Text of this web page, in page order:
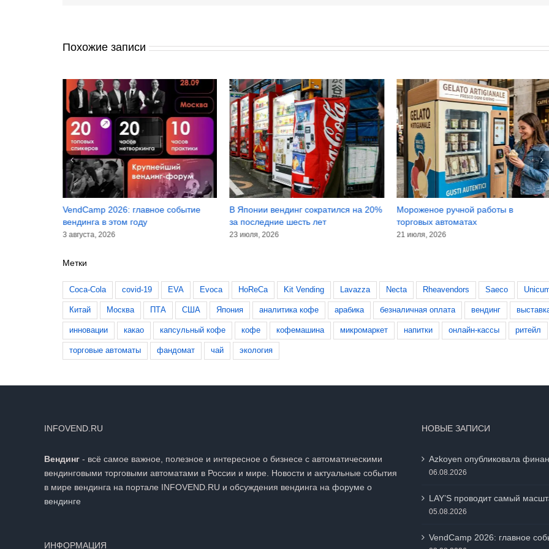
Похожие записи
VendCamp 2026: главное событие
вендинга в этом году
3 августа, 2026
В Японии вендинг сократился на 20%
за последние шесть лет
23 июля, 2026
Мороженое ручной работы в
торговых автоматах
21 июля, 2026
Метки
Coca-Cola covid-19 EVA Evoca HoReCa Kit Vending Lavazza Necta Rheavendors Saeco
Китай Москва ПТА США Япония аналитика кофе арабика безналичная оплата вендинг
инновации какао капсульный кофе кофе кофемашина микромаркет напитки онлайн-кассы ритейл
торговые автоматы фандомат чай экология
INFOVEND.RU
Вендинг - всё самое важное, полезное и интересное о бизнесе с автоматическими
вендинговыми торговыми автоматами в России и мире. Новости и актуальные события
в мире вендинга на портале INFOVEND.RU и обсуждения вендинга на форуме о
вендинге
ИНФОРМАЦИЯ
НОВЫЕ ЗАПИСИ
Azkoyen опубликовала
06.08.2026
LAY’S проводит самый
05.08.2026
VendCamp 2026: главное